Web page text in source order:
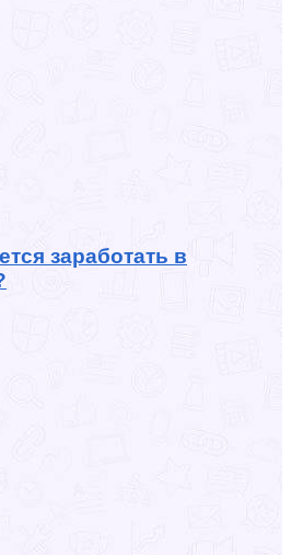
заработать в